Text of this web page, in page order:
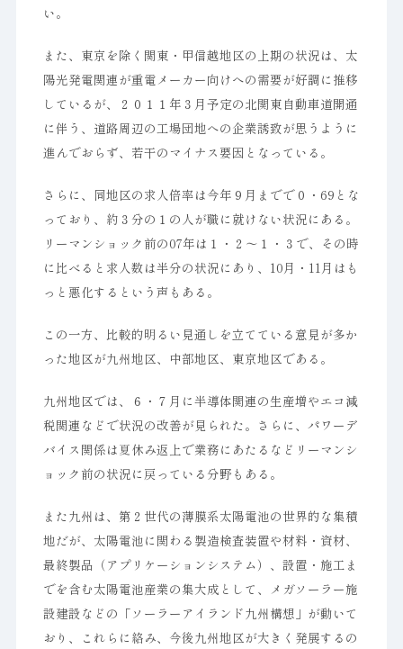
い。
また、東京を除く関東・甲信越地区の上期の状況は、太
陽光発電関連が重電メーカー向けへの需要が好調に推移
しているが、２０１１年３月予定の北関東自動車道開通
に伴う、道路周辺の工場団地への企業誘致が思うように
進んでおらず、若干のマイナス要因となっている。
さらに、同地区の求人倍率は今年９月までで０・69とな
っており、約３分の１の人が職に就けない状況にある。
リーマンショック前の07年は１・２～１・３で、その時
に比べると求人数は半分の状況にあり、10月・11月はも
っと悪化するという声もある。
この一方、比較的明るい見通しを立てている意見が多か
った地区が九州地区、中部地区、東京地区である。
九州地区では、６・７月に半導体関連の生産増やエコ減
税関連などで状況の改善が見られた。さらに、パワーデ
バイス関係は夏休み返上で業務にあたるなどリーマンシ
ョック前の状況に戻っている分野もある。
また九州は、第２世代の薄膜系太陽電池の世界的な集積
地だが、太陽電池に関わる製造検査装置や材料・資材、
最終製品（アプリケーションシステム）、設置・施工ま
でを含む太陽電池産業の集大成として、メガソーラー施
設建設などの「ソーラーアイランド九州構想」が動いて
おり、これらに絡み、今後九州地区が大きく発展するの